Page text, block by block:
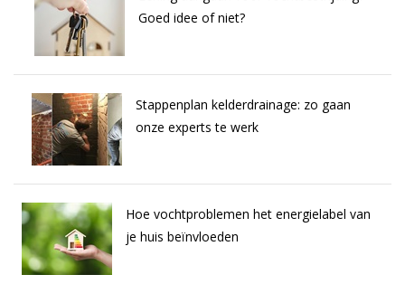
Goed idee of niet?
Stappenplan kelderdrainage: zo gaan
onze experts te werk
Hoe vochtproblemen het energielabel van
je huis beïnvloeden